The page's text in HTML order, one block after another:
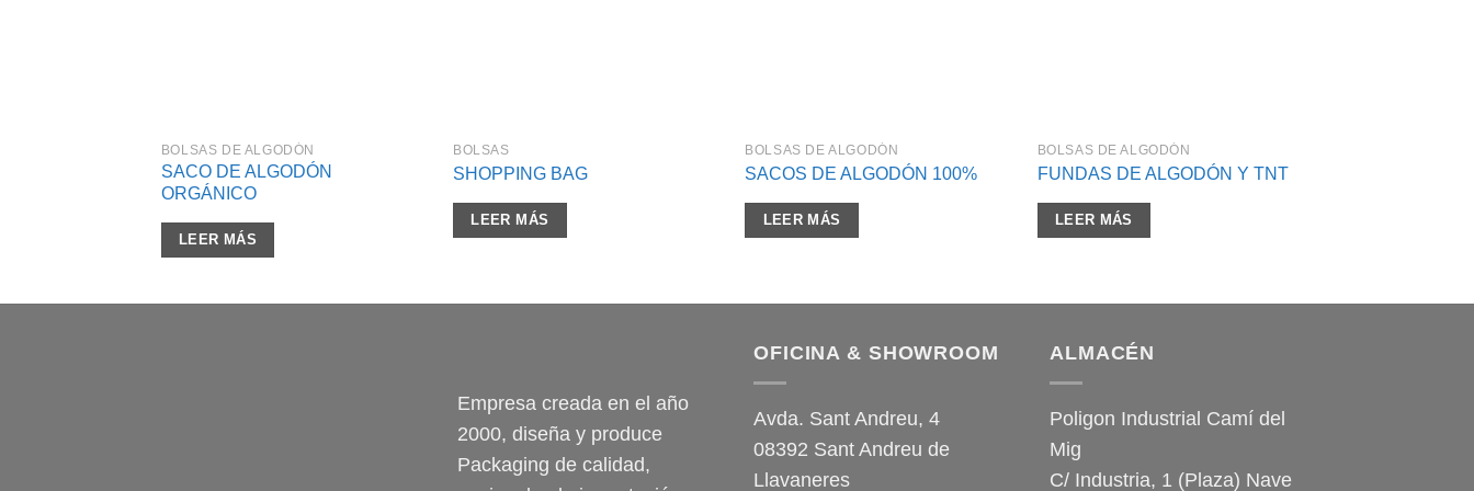
BOLSAS DE ALGODÓN
SACO DE ALGODÓN
ORGÁNICO
LEER MÁS
BOLSAS
SHOPPING BAG
LEER MÁS
BOLSAS DE ALGODÓN
SACOS DE ALGODÓN 100%
LEER MÁS
BOLSAS DE ALGODÓN
FUNDAS DE ALGODÓN Y TNT
LEER MÁS
Empresa creada en el año
2000, diseña y produce
Packaging de calidad,
OFICINA & SHOWROOM
Avda. Sant Andreu, 4
08392 Sant Andreu de
Llavaneres
ALMACÉN
Poligon Industrial Camí del
Mig
C/ Industria, 1 (Plaza) Nave